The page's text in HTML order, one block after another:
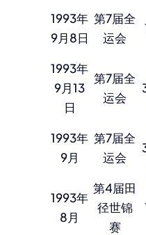
1993年
9月8日
第7届全
运会
1993年
9月13
日
第7届全
运会
1993年
9月
第7届全
运会
1993年
8月
第4届田
径世锦
赛